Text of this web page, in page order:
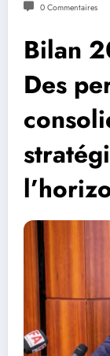
0 Commentaires
Bilan
Des